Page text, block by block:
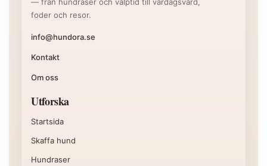
foder och resor.
info@hundora.se
Kontakt
Om oss
Utforska
Startsida
Skaffa hund
Hundraser